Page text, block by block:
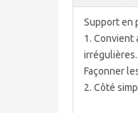
Support en
1. Convient
irrégulières.
Façonner
2. Côté